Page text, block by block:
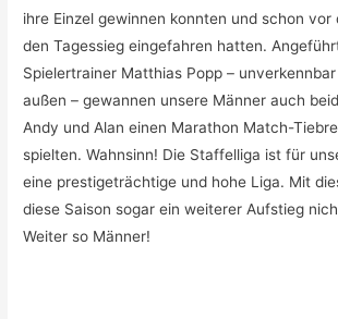
ihre Einzel gewinnen konnten und schon vor
den Tagessieg eingefahren hatten.
Spielertrainer Matthias Popp –
außen – gewannen unsere Männer auch
Andy und Alan einen Marathon Match-
spielten. Wahnsinn! Die Staffelliga ist für
eine prestigeträchtige und hohe Liga. Mit
diese Saison sogar ein weiterer Aufstieg
Weiter so Männer!